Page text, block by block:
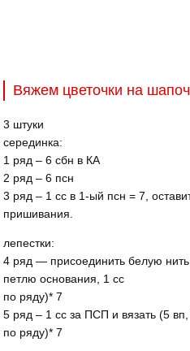
Вяжем цветочки на
3 штуки
серединка:
1 ряд – 6 сбн в КА
2 ряд – 6 псн
3 ряд – 1 сс в 1-ый псн = 7,
пришивания.
лепестки:
4 ряд — присоединить белую
петлю основания, 1 сс
по ряду)* 7
5 ряд – 1 сс за ПСП и вязать (5
по ряду)* 7